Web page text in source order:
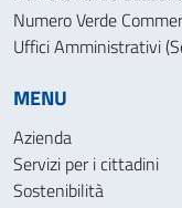
Numero Verde
Uffici Amministrativi
MENU
Azienda
Servizi per i cittadini
Sostenibilità